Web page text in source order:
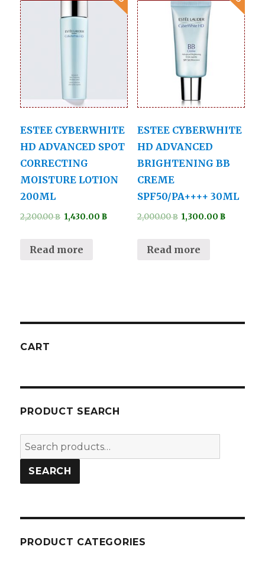
ESTEE CYBERWHITE
HD ADVANCED SPOT
CORRECTING
MOISTURE LOTION
200ML
2,200.00฿ 1,430.00 ฿
Read more
ESTEE CYBERWHITE
HD ADVANCED
BRIGHTENING BB
CREME
SPF50/PA++++ 30ML
2,000.00฿ 1,300.00฿
Read more
CART
PRODUCT SEARCH
Search
for:
SEARCH
PRODUCT CATEGORIES